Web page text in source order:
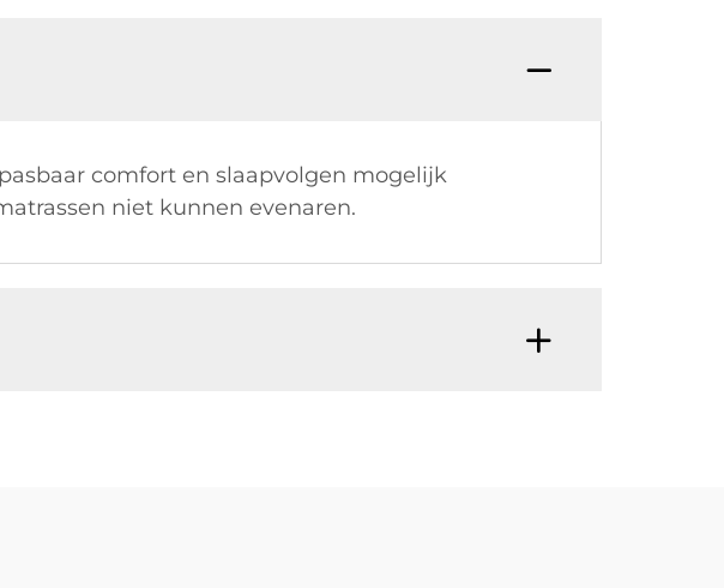
comfort en slaapvolgen mogelijk
niet kunnen evenaren.